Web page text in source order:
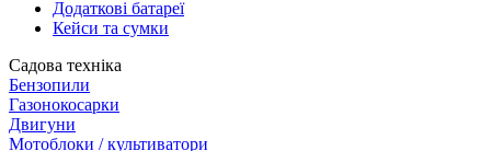
Додаткові батареї
Кейси та сумки
Садова техніка
Бензопили
Газонокосарки
Двигуни
Мотоблоки / культиватори